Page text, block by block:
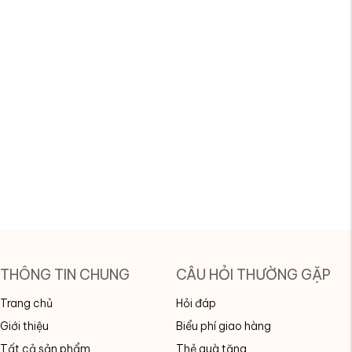
THÔNG TIN CHUNG
Trang chủ
Giới thiệu
Tất cả sản phẩm
CÂU HỎI THƯỜNG GẶP
Hỏi đáp
Biểu phí giao hàng
Thẻ quà tặng